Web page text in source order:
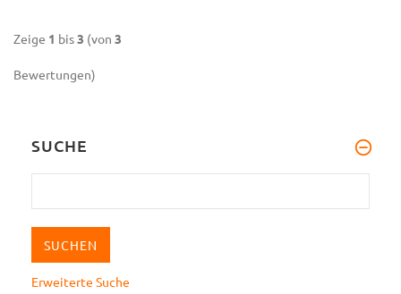
Zeige 1 bis3 (von 3
Bewertungen)
SUCHE
Erweiterte Suche